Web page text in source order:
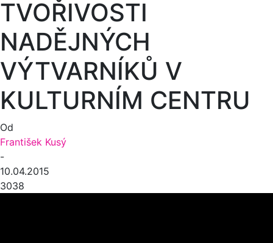
TVOŘIVOSTI
NADĚJNÝCH
VÝTVARNÍKŮ V
KULTURNÍM CENTRU
Od
František Kusý
-
10.04.2015
3038